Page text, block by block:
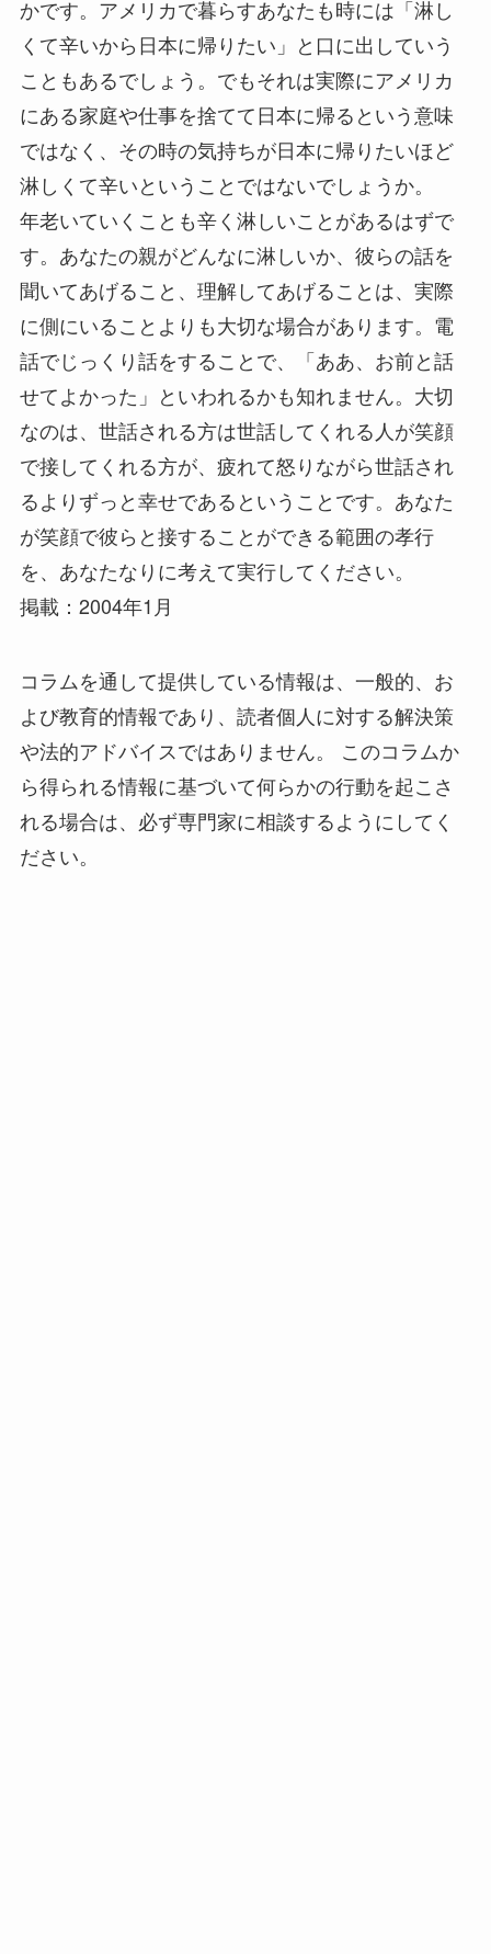
かです。アメリカで暮らすあなたも時には「淋し
くて辛いから日本に帰りたい」と口に出していう
こともあるでしょう。でもそれは実際にアメリカ
にある家庭や仕事を捨てて日本に帰るという意味
ではなく、その時の気持ちが日本に帰りたいほど
淋しくて辛いということではないでしょうか。
年老いていくことも辛く淋しいことがあるはずで
す。あなたの親がどんなに淋しいか、彼らの話を
聞いてあげること、理解してあげることは、実際
に側にいることよりも大切な場合があります。電
話でじっくり話をすることで、「ああ、お前と話
せてよかった」といわれるかも知れません。大切
なのは、世話される方は世話してくれる人が笑顔
で接してくれる方が、疲れて怒りながら世話され
るよりずっと幸せであるということです。あなた
が笑顔で彼らと接することができる範囲の孝行
を、あなたなりに考えて実行してください。
掲載：2004年1月
コラムを通して提供している情報は、一般的、お
よび教育的情報であり、読者個人に対する解決策
や法的アドバイスではありません。 このコラムか
ら得られる情報に基づいて何らかの行動を起こさ
れる場合は、必ず専門家に相談するようにしてく
ださい。